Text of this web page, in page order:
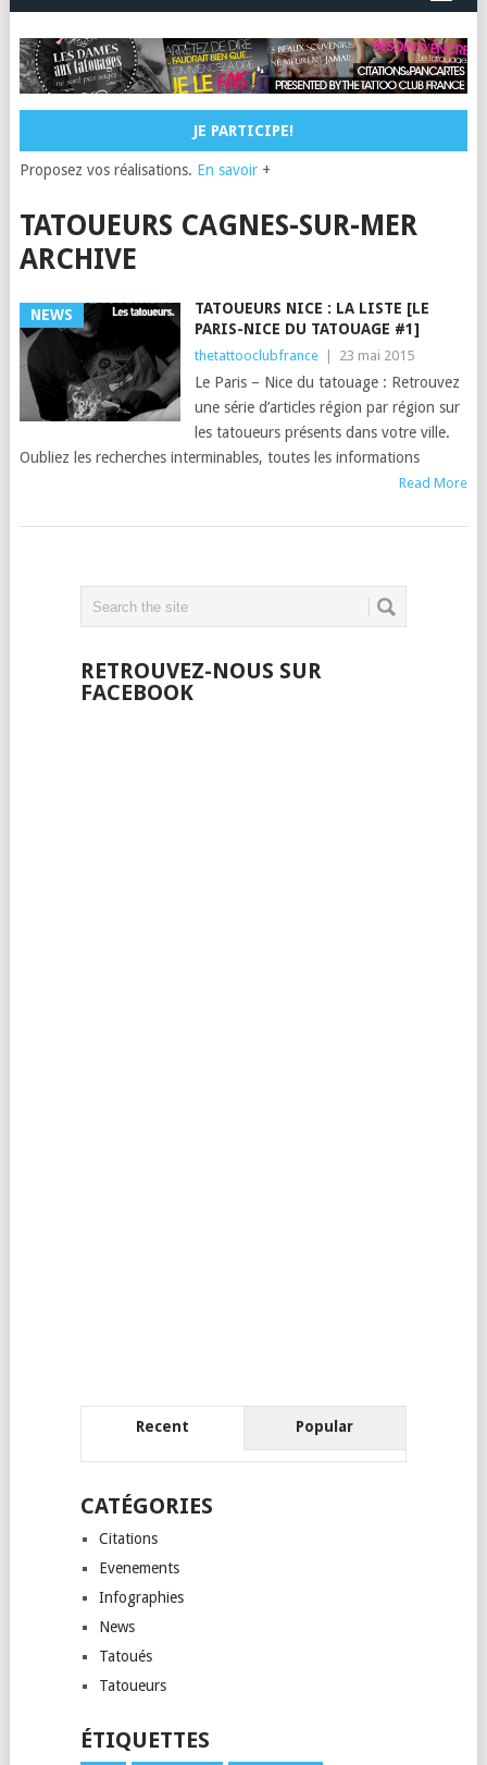
JE PARTICIPE!
Proposez vos réalisations. En savoir+
TATOUEURS CAGNES-SUR-MER
ARCHIVE
NEWS
TATOUEURS NICE : LA LISTE [LE
PARIS-NICE DU TATOUAGE #1]
thetattooclubfrance 23 mai 2015
Le Paris – Nice du tatouage : Retrouvez
une série d’articles région par région sur
les tatoueurs présents dans votre ville.
Oubliez les recherches interminables, toutes les informations
Read More
RETROUVEZ-NOUS SUR
FACEBOOK
Recent Popular
CATÉGORIES
Citations
Evenements
Infographies
News
Tatoués
Tatoueurs
ÉTIQUETTES